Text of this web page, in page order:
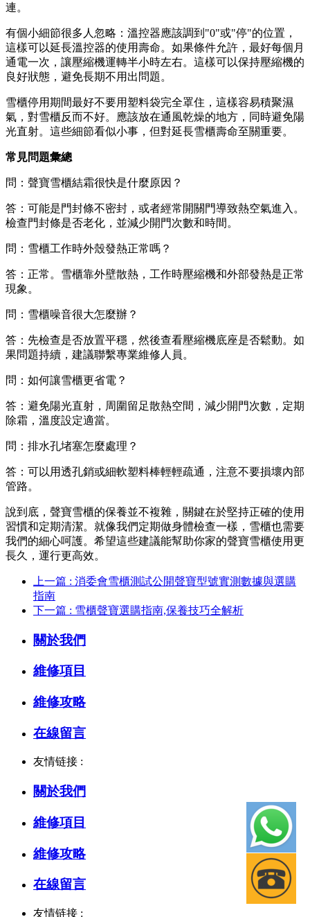
連。
有個小細節很多人忽略：溫控器應該調到"0"或"停"的位置，
這樣可以延長溫控器的使用壽命。如果條件允許，最好每個月
通電一次，讓壓縮機運轉半小時左右。這樣可以保持壓縮機的
良好狀態，避免長期不用出問題。
雪櫃停用期間最好不要用塑料袋完全罩住，這樣容易積聚濕
氣，對雪櫃反而不好。應該放在通風乾燥的地方，同時避免陽
光直射。這些細節看似小事，但對延長雪櫃壽命至關重要。
常見問題彙總
問：聲寶雪櫃結霜很快是什麼原因？
答：可能是門封條不密封，或者經常開關門導致熱空氣進入。
檢查門封條是否老化，並減少開門次數和時間。
問：雪櫃工作時外殼發熱正常嗎？
答：正常。雪櫃靠外壁散熱，工作時壓縮機和外部發熱是正常
現象。
問：雪櫃噪音很大怎麼辦？
答：先檢查是否放置平穩，然後查看壓縮機底座是否鬆動。如
果問題持續，建議聯繫專業維修人員。
問：如何讓雪櫃更省電？
答：避免陽光直射，周圍留足散熱空間，減少開門次數，定期
除霜，溫度設定適當。
問：排水孔堵塞怎麼處理？
答：可以用透孔銷或細軟塑料棒輕輕疏通，注意不要損壞內部
管路。
說到底，聲寶雪櫃的保養並不複雜，關鍵在於堅持正確的使用
習慣和定期清潔。就像我們定期做身體檢查一樣，雪櫃也需要
我們的細心呵護。希望這些建議能幫助你家的聲寶雪櫃使用更
長久，運行更高效。
上一篇 : 消委會雪櫃測試公開聲寶型號實測數據與選購
指南
下一篇 : 雪櫃聲寶選購指南,保養技巧全解析
關於我們
維修項目
維修攻略
在線留言
友情链接 :
關於我們
維修項目
維修攻略
在線留言
友情链接 :